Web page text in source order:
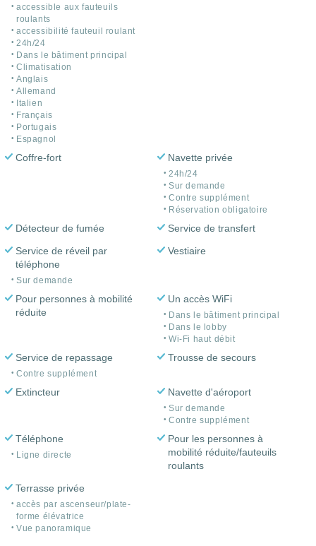
accessible aux fauteuils
roulants
accessibilité fauteuil roulant
24h/24
Dans le bâtiment principal
Climatisation
Anglais
Allemand
Italien
Français
Portugais
Espagnol
Coffre-fort Navette privée
24h/24
Sur demande
Contre supplément
Réservation obligatoire
Détecteur de fumée
Service de transfert
Service de réveil par
téléphone
Sur demande
Vestiaire
Pour personnes à mobilité
réduite
Un accès WiFi
Dans le bâtiment principal
Dans le lobby
Wi-Fi haut débit
Service de repassage
Contre supplément
Trousse de secours
Extincteur Navette d'aéroport
Sur demande
Contre supplément
Téléphone
Ligne directe
Pour les personnes à
mobilité réduite/fauteuils
roulants
Terrasse privée
accès par ascenseur/plate-
forme élévatrice
Vue panoramique